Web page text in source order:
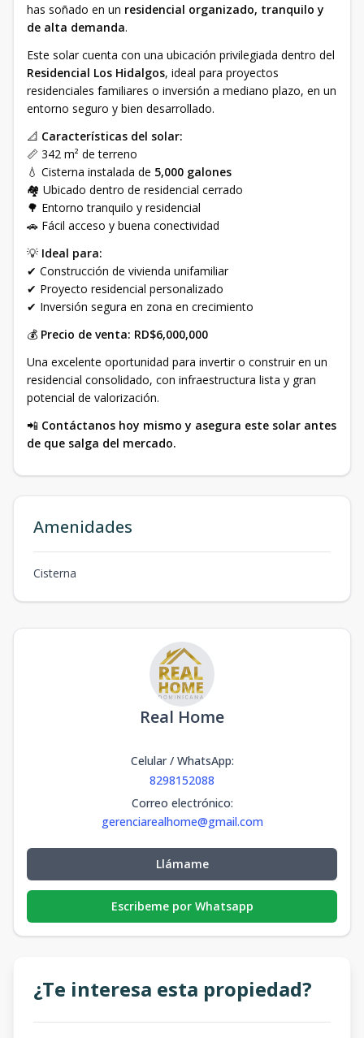
has soñado en un residencial organizado, tranquilo y
de alta demanda.
Este solar cuenta con una ubicación privilegiada dentro del
Residencial Los Hidalgos, ideal para proyectos
residenciales familiares o inversión a mediano plazo, en un
entorno seguro y bien desarrollado.
📐 Características del solar:
📏 342 m² de terreno
💧 Cisterna instalada de 5,000 galones
🏘️ Ubicado dentro de residencial cerrado
🌳 Entorno tranquilo y residencial
🚗 Fácil acceso y buena conectividad
💡 Ideal para:
✔ Construcción de vivienda unifamiliar
✔ Proyecto residencial personalizado
✔ Inversión segura en zona en crecimiento
💰 Precio de venta: RD$6,000,000
Una excelente oportunidad para invertir o construir en un
residencial consolidado, con infraestructura lista y gran
potencial de valorización.
📲 Contáctanos hoy mismo y asegura este solar antes
de que salga del mercado.
Amenidades
Cisterna
Real Home
Celular / WhatsApp:
8298152088
Correo electrónico:
gerenciarealhome@gmail.com
Llámame
Escribeme por Whatsapp
¿Te interesa esta propiedad?